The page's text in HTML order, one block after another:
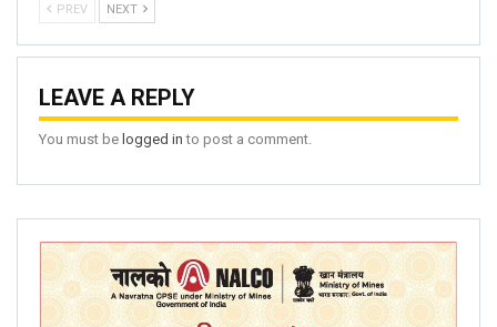
PREV NEXT
LEAVE A REPLY
You must be logged in to post a comment.